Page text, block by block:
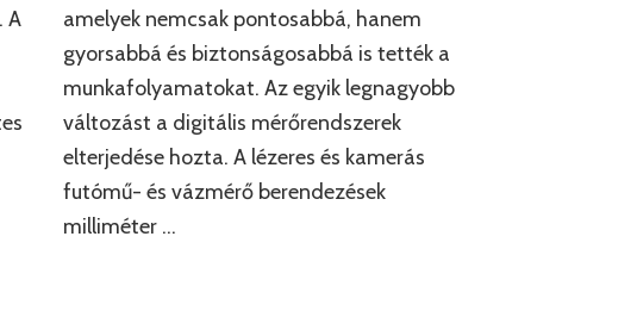
A
amelyek nemcsak pontosabbá, hanem
gyorsabbá és biztonságosabbá is tették a
munkafolyamatokat. Az egyik legnagyobb
változást a digitális mérőrendszerek
elterjedése hozta. A lézeres és kamerás
futómű- és vázmérő berendezések
milliméter …